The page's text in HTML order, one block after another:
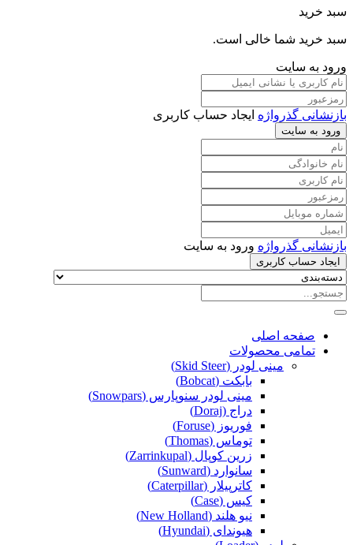
سبد خرید
سبد خرید شما خالی است.
ورود به سایت
بازنشانی گذرواژه ایجاد حساب کاربری
ورود به سایت
بازنشانی گذرواژه ورود به سایت
ایجاد حساب کاربری
صفحه اصلی
تمامی محصولات
مینی لودر (Skid Steer)
بابکت (Bobcat)
مینی لودر سنوپارس (Snowpars)
دراج (Doraj)
فوریوز (Foruse)
توماس (Thomas)
زرین کوپال (Zarrinkupal)
سانوارد (Sunward)
کاترپیلار (Caterpillar)
کیس (Case)
نیو هلند (New Holland)
هیوندای (Hyundai)